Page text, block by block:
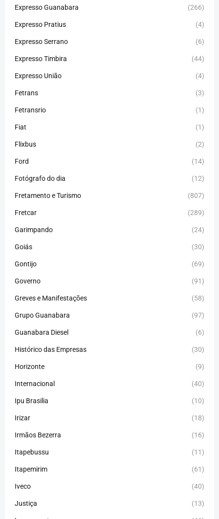
Expresso Guanabara (266)
Expresso Pratius (4)
Expresso Serrano (6)
Expresso Timbira (44)
Expresso União (4)
Fetrans (3)
Fetransrio (1)
Fiat (1)
Flixbus (2)
Ford (14)
Fotógrafo do dia (12)
Fretamento e Turismo (807)
Fretcar (289)
Garimpando (24)
Goiás (30)
Gontijo (69)
Governo (91)
Greves e Manifestações (58)
Grupo Guanabara (97)
Guanabara Diesel (6)
Histórico das Empresas (30)
Horizonte (9)
Internacional (40)
Ipu Brasilia (10)
Irizar (18)
Irmãos Bezerra (16)
Itapebussu (11)
Itapemirim (61)
Iveco (40)
Justiça (13)